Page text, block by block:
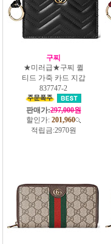
구찌
★미러급★구찌 퀼
티드 가죽 카드 지갑
837747-2
판매가:297,000원
할인가: 201,960
적립금:2970원